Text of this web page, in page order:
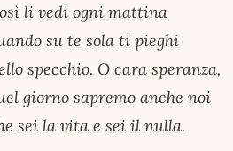
li vedi ogni mattina
su te sola ti pieghi
specchio. O cara speranza,
giorno sapremo anche noi
sei la vita e sei il nulla.